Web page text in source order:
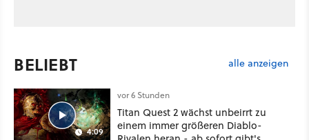
BELIEBT alle anzeigen
4:09
vor 6 Stunden
Titan Quest 2 wächst unbeirrt zu
einem immer größeren Diablo-